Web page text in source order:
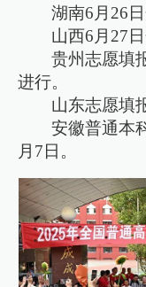
湖南6月26
山西6月27
贵州志愿填
进行。
山东志愿填
安徽普通本
月7日。